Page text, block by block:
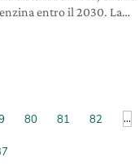
entro il 2030. La
80 81 82 ...